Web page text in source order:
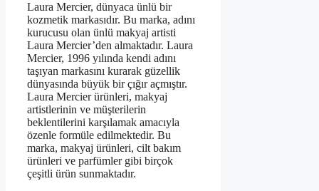
Laura Mercier, dünyaca ünlü bir
kozmetik markasıdır. Bu marka, adını
kurucusu olan ünlü makyaj artisti
Laura Mercier’den almaktadır. Laura
Mercier, 1996 yılında kendi adını
taşıyan markasını kurarak güzellik
dünyasında büyük bir çığır açmıştır.
Laura Mercier ürünleri, makyaj
artistlerinin ve müşterilerin
beklentilerini karşılamak amacıyla
özenle formüle edilmektedir. Bu
marka, makyaj ürünleri, cilt bakım
ürünleri ve parfümler gibi birçok
çeşitli ürün sunmaktadır.